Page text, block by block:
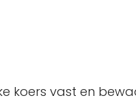
koers vast en